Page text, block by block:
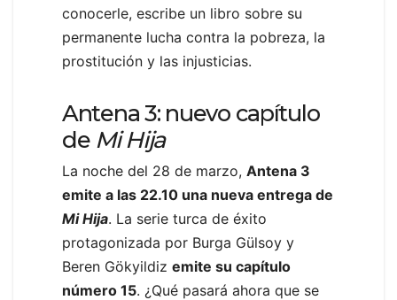
conocerle, escribe un libro sobre su
permanente lucha contra la pobreza, la
prostitución y las injusticias.
Antena 3: nuevo capítulo
de Mi Hija
La noche del 28 de marzo, Antena 3
emite a las 22.10 una nueva entrega de
Mi Hija. La serie turca de éxito
protagonizada por Burga Gülsoy y
Beren Gökyildiz emite su capítulo
número 15. ¿Qué pasará ahora que se